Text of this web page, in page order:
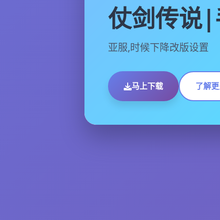
仗剑传说
亚服,时候下降改版设置
马上下载 了解